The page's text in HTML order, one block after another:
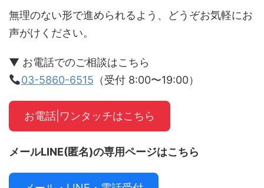
無理のない形で進められるよう、どうぞお気軽にお
声がけください。
▼ お電話でのご相談はこちら
03-5860-6515 （受付 8:00〜19:00）
お電話|ワンタッチはこちら
メールLINE(匿名)の専用ページはこちら